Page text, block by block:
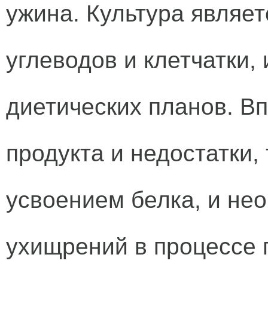
ужина. Культура
углеводов и
диетических планов.
продукта и
усвоением белка, и
ухищрений в процессе